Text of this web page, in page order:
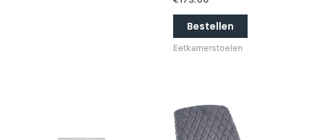
Bestellen
Eetkamerstoelen